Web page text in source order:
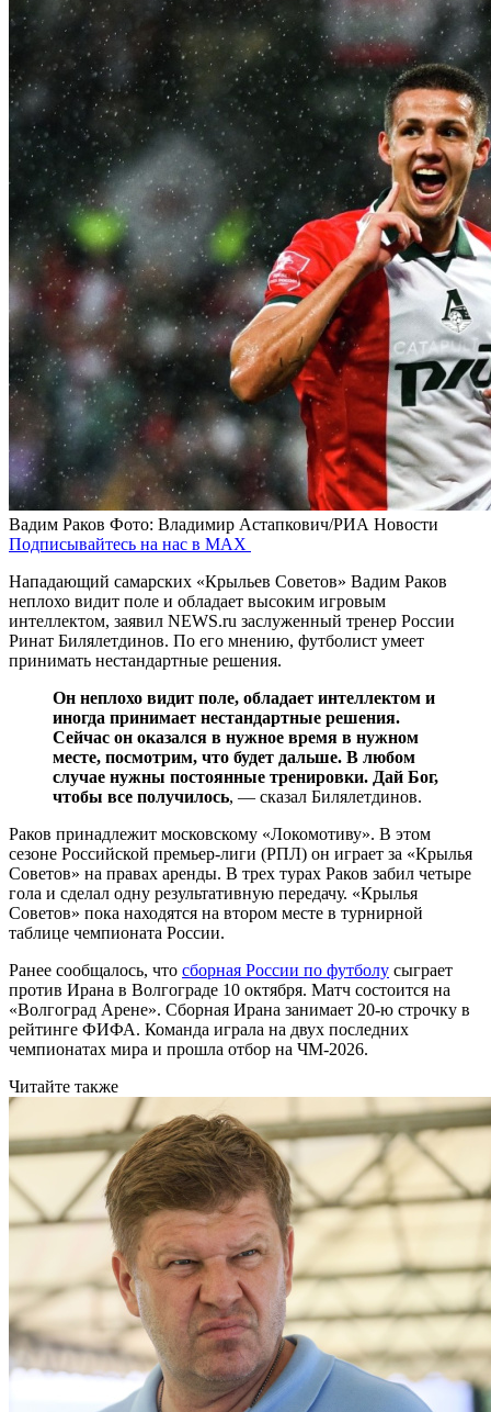
Вадим Раков Фото: Владимир Астапкович/РИА Новости
Подписывайтесь на нас в MAX
Нападающий самарских «Крыльев Советов» Вадим Раков
неплохо видит поле и обладает высоким игровым
интеллектом, заявил NEWS.ru заслуженный тренер России
Ринат Билялетдинов. По его мнению, футболист умеет
принимать нестандартные решения.
Он неплохо видит поле, обладает интеллектом и
иногда принимает нестандартные решения.
Сейчас он оказался в нужное время в нужном
месте, посмотрим, что будет дальше. В любом
случае нужны постоянные тренировки. Дай Бог,
чтобы все получилось, — сказал Билялетдинов.
Раков принадлежит московскому «Локомотиву». В этом
сезоне Российской премьер-лиги (РПЛ) он играет за «Крылья
Советов» на правах аренды. В трех турах Раков забил четыре
гола и сделал одну результативную передачу. «Крылья
Советов» пока находятся на втором месте в турнирной
таблице чемпионата России.
Ранее сообщалось, что сборная России по футболу сыграет
против Ирана в Волгограде 10 октября. Матч состоится на
«Волгоград Арене». Сборная Ирана занимает 20-ю строчку в
рейтинге ФИФА. Команда играла на двух последних
чемпионатах мира и прошла отбор на ЧМ-2026.
Читайте также